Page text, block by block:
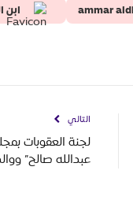
ammar ابن
التالي
لجنة العقوبات
عبدالله صالح”